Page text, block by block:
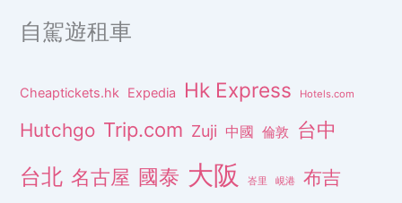
自駕遊租車
Cheaptickets.hk Expedia Hk Express Hotels.com
Hutchgo Trip.com Zuji 中國 倫敦 台中
台北 名古屋 國泰 大阪 峇里 峴港 布吉